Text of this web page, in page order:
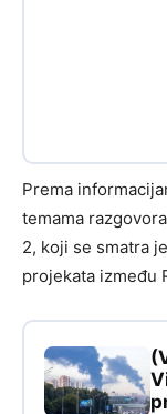
Prema
temama
2, koji se smatra
projekata između